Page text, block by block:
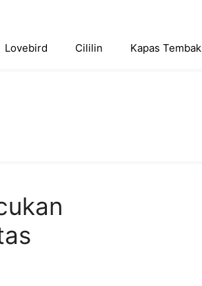
Lovebird Cililin Kapas Tembak